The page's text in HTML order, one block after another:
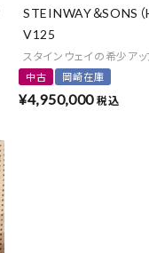
STEINWAY＆SONS（
V125
スタインウェイの希少アッ
中古 岡崎在庫
¥4,950,000 税込